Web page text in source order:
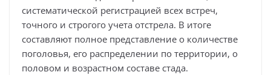
систематической регистрацией всех встреч,
точного и строгого учета отстрела. В итоге
составляют полное представление о количестве
поголовья, его распределении по территории, о
половом и возрастном составе стада.